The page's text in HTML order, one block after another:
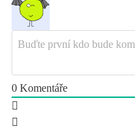
0 Komentáře